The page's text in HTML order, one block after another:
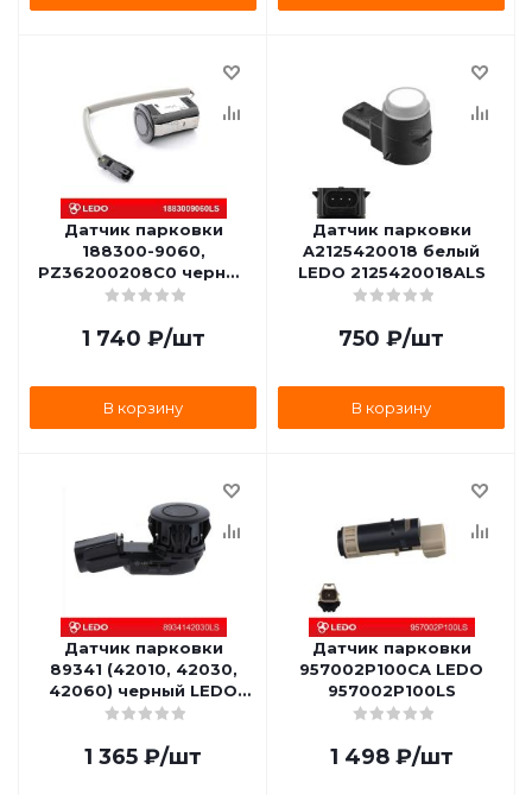
Датчик парковки
188300-9060,
PZ36200208C0 черный
LEDO 1883009060LS
1 740 ₽/шт
В корзину
Датчик парковки
A2125420018 белый
LEDO 2125420018ALS
750 ₽/шт
В корзину
Датчик парковки
89341 (42010, 42030,
42060) черный LEDO
8934142030LS
1 365 ₽/шт
Датчик парковки
957002P100CA LEDO
957002P100LS
1 498₽/шт